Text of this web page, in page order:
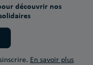
découvrir nos
En savoir plus